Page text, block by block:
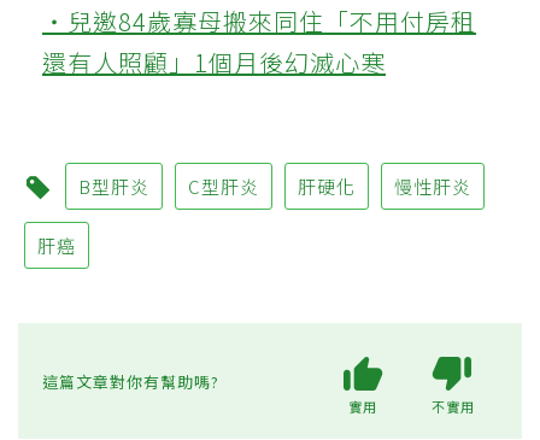
‧兒邀84歲寡母搬來同住「不用付房租
還有人照顧」1個月後幻滅心寒
B型肝炎 C型肝炎 肝硬化 慢性肝炎
肝癌
這篇文章對你有幫助嗎?
實用 不實用